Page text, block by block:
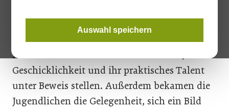
Auswahl speichern
Jugendlichen konnten an verschiedenen
Stationen und in einem abwechslungsreichen
Mix aus Theorie und Praxis ihr Wissen, ihre
Geschicklichkeit und ihr praktisches Talent
unter Beweis stellen. Außerdem bekamen die
Jugendlichen die Gelegenheit, sich ein Bild